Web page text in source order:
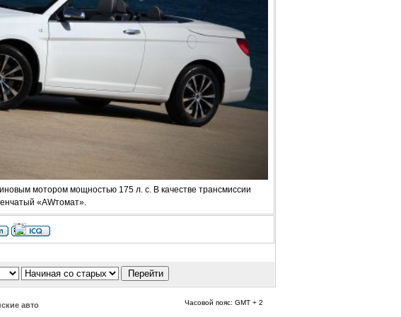
мотором мощностью 175 л. с. В качестве трансмиссии
«AWтомат».
авто Часовой пояс: GMT + 2